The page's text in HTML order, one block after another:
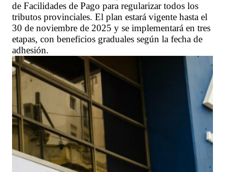
de Facilidades de Pago para regularizar todos los
tributos provinciales. El plan estará vigente hasta el
30 de noviembre de 2025 y se implementará en tres
etapas, con beneficios graduales según la fecha de
adhesión.